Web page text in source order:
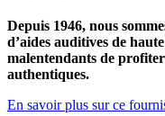
Depuis 1946, nous
d’aides auditives de
malentendants de
authentiques.
En savoir plus sur ce